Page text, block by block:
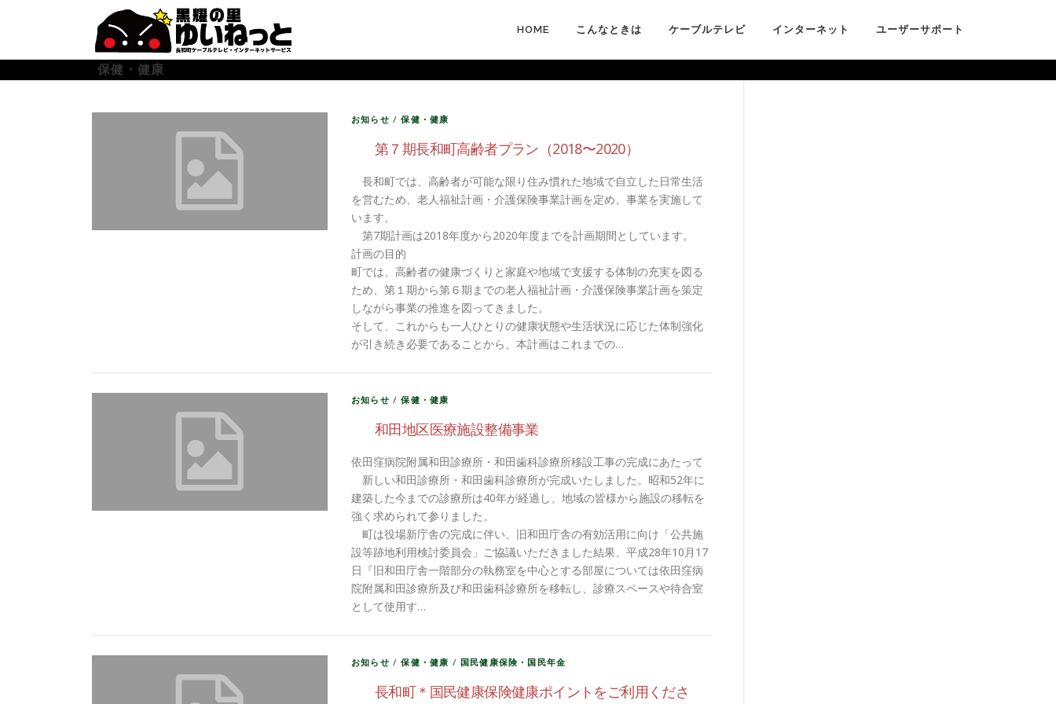
ン
ツ
HOME こんなときは ケーブルテレビ インターネット ユーザーサポート
保健・健康
お知らせ /保健・健康
第７期長和町高齢者プラン（2018〜2020）
長和町では、高齢者が可能な限り住み慣れた地域で自立した日常生活
を営むため、老人福祉計画・介護保険事業計画を定め、事業を実施して
います。
第7期計画は2018年度から2020年度までを計画期間としています。
計画の目的
町では、高齢者の健康づくりと家庭や地域で支援する体制の充実を図る
ため、第１期から第６期までの老人福祉計画・介護保険事業計画を策定
しながら事業の推進を図ってきました。
そして、これからも一人ひとりの健康状態や生活状況に応じた体制強化
が引き続き必要であることから、本計画はこれまでの…
お知らせ /保健・健康
和田地区医療施設整備事業
依田窪病院附属和田診療所・和田歯科診療所移設工事の完成にあたって
新しい和田診療所・和田歯科診療所が完成いたしました。昭和52年に
建築した今までの診療所は40年が経過し、地域の皆様から施設の移転を
強く求められて参りました。
町は役場新庁舎の完成に伴い、旧和田庁舎の有効活用に向け「公共施
設等跡地利用検討委員会」ご協議いただきました結果、平成28年10月17
日『旧和田庁舎一階部分の執務室を中心とする部屋については依田窪病
院附属和田診療所及び和田歯科診療所を移転し、診療スペースや待合室
として使用す…
お知らせ /保健・健康 /国民健康保険・国民年金
長和町＊国民健康保険健康ポイントをご利用くださ